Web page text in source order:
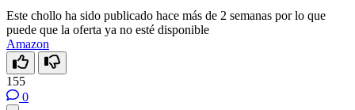
Este chollo ha sido publicado hace más de 2 semanas por lo que
puede que la oferta ya no esté disponible
Amazon
155
0